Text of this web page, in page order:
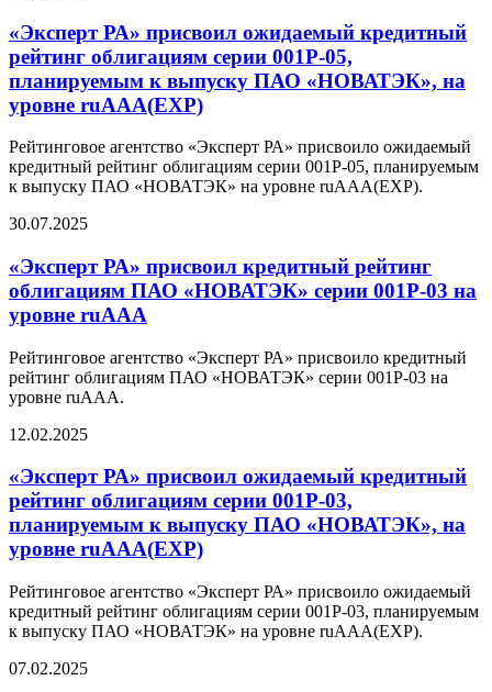
«Эксперт РА» присвоил ожидаемый кредитный
рейтинг облигациям серии 001P-05,
планируемым к выпуску ПАО «НОВАТЭК», на
уровне ruAAA(EXP)
Рейтинговое агентство «Эксперт РА» присвоило ожидаемый
кредитный рейтинг облигациям серии 001P-05, планируемым
к выпуску ПАО «НОВАТЭК» на уровне ruAAA(EXP).
30.07.2025
«Эксперт РА» присвоил кредитный рейтинг
облигациям ПАО «НОВАТЭК» серии 001P-03 на
уровне ruAAA
Рейтинговое агентство «Эксперт РА» присвоило кредитный
рейтинг облигациям ПАО «НОВАТЭК» серии 001P-03 на
уровне ruAAA.
12.02.2025
«Эксперт РА» присвоил ожидаемый кредитный
рейтинг облигациям серии 001P-03,
планируемым к выпуску ПАО «НОВАТЭК», на
уровне ruAAA(EXP)
Рейтинговое агентство «Эксперт РА» присвоило ожидаемый
кредитный рейтинг облигациям серии 001P-03, планируемым
к выпуску ПАО «НОВАТЭК» на уровне ruAAA(EXP).
07.02.2025